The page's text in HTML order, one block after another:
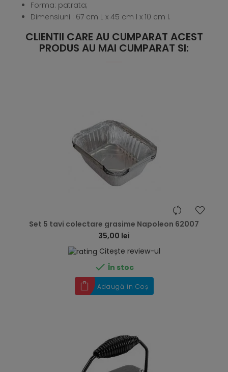
Forma: patrata;
Dimensiuni : 67 cm L x 45 cm l x 10 cm I.
CLIENTII CARE AU CUMPARAT ACEST
PRODUS AU MAI CUMPARAT SI:
Set 5 tavi colectare grasime Napoleon 62007
35,00 lei
Citește review-ul
 În stoc
Adaugă în Coș